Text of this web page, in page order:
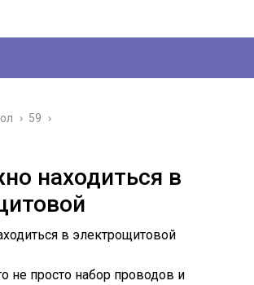
› 59 ›
находиться в
не просто набор проводов и